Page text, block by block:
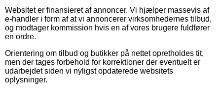
Websitet er finansieret af annoncer. Vi hjælper massevis af
e-handler i form af at vi annoncerer virksomhedernes tilbud,
og modtager kommission hvis en af vores brugere fuldfører
en ordre.
Orientering om tilbud og butikker på nettet opretholdes tit,
men der tages forbehold for korrektioner der eventuelt er
udarbejdet siden vi nyligst opdaterede websitets
oplysninger.